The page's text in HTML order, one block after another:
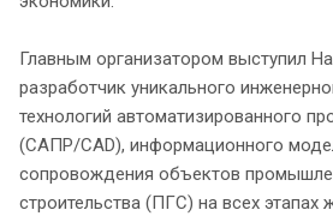
Главным организатором выступил
разработчик уникального
технологий автоматизированного
(САПР/CAD), информационного
сопровождения объектов
строительства (ПГС) на всех этапах